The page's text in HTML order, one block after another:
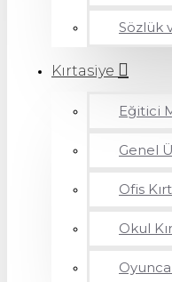
Sözlük
Kırtasiye
Eğitici
Genel
Ofis
Okul